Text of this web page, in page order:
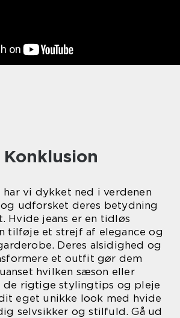
har vi dykket ned i verdenen
udforsket deres betydning
Hvide jeans er en tidløs
tilføje et strejf af elegance og
Deres alsidighed og
et outfit gør dem
hvilken sæson eller
de rigtige stylingtips og pleje
eget unikke look med hvide
selvsikker og stilfuld. Gå ud